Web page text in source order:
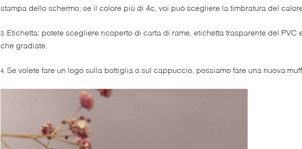
stampa dello schermo; se il colore più di 4c, voi può scegliere la timbratura del
3. Etichetta: potete scegliere ricoperto di carta di rame, etichetta trasparente del PVC
che gradiate.
4. Se volete fare un logo sulla bottiglia o sul cappuccio, possiamo fare una nuova